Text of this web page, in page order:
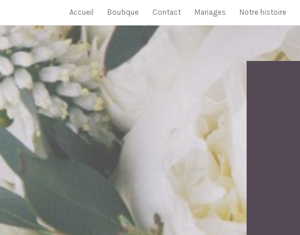
content
Accueil Boutique Contact Mariages Notre histoire